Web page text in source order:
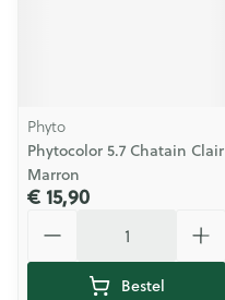
Phyto
Phytocolor 5.7 Chatain Clair
Marron
€ 15,90
Bestel